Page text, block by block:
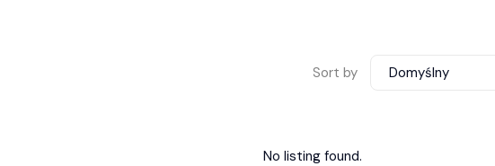
Sort by Domyślny
No listing found.